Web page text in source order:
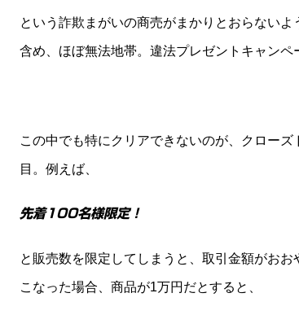
という詐欺まがいの商売がまかりとおらない
含め、ほぼ無法地帯。違法プレゼントキャンペ
この中でも特にクリアできないのが、クロー
目。例えば、
先着100名様限定！
と販売数を限定してしまうと、取引金額がお
こなった場合 商品が1万円 だとすると、